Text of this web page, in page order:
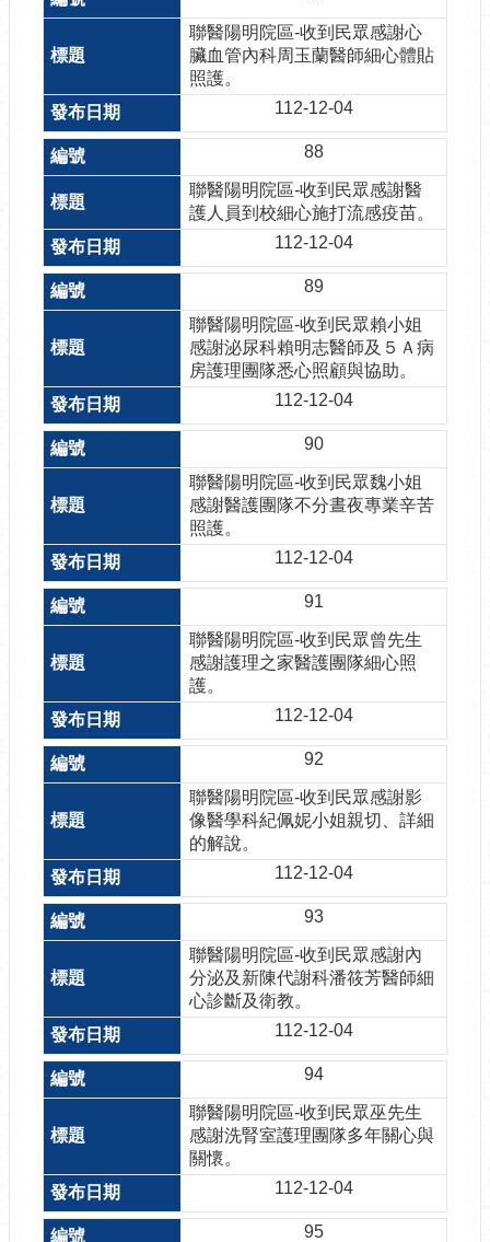
聯醫陽明院區-收到民眾感謝心
臟血管內科周玉蘭醫師細心體貼
照護。
112-12-04
88
聯醫陽明院區-收到民眾感謝醫
護人員到校細心施打流感疫苗。
112-12-04
89
聯醫陽明院區-收到民眾賴小姐
感謝泌尿科賴明志醫師及５Ａ病
房護理團隊悉心照顧與協助。
112-12-04
90
聯醫陽明院區-收到民眾魏小姐
感謝醫護團隊不分晝夜專業辛苦
照護。
112-12-04
91
聯醫陽明院區-收到民眾曾先生
感謝護理之家醫護團隊細心照
護。
112-12-04
92
聯醫陽明院區-收到民眾感謝影
像醫學科紀佩妮小姐親切、詳細
的解說。
112-12-04
93
聯醫陽明院區-收到民眾感謝內
分泌及新陳代謝科潘筱芳醫師細
心診斷及衛教。
112-12-04
94
聯醫陽明院區-收到民眾巫先生
感謝洗腎室護理團隊多年關心與
關懷。
112-12-04
95